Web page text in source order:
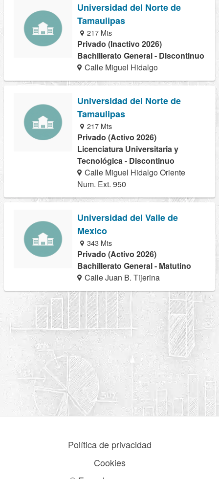
Universidad del Norte de
Tamaulipas
217 Mts
Privado (Inactivo 2026)
Bachillerato General - Discontinuo
Calle Miguel Hidalgo
Universidad del Norte de
Tamaulipas
217 Mts
Privado (Activo 2026)
Licenciatura Universitaria y
Tecnológica - Discontinuo
Calle Miguel Hidalgo Oriente
Num. Ext. 950
Universidad del Valle de
Mexico
343 Mts
Privado (Activo 2026)
Bachillerato General - Matutino
Calle Juan B. Tijerina
Política de privacidad
Cookies